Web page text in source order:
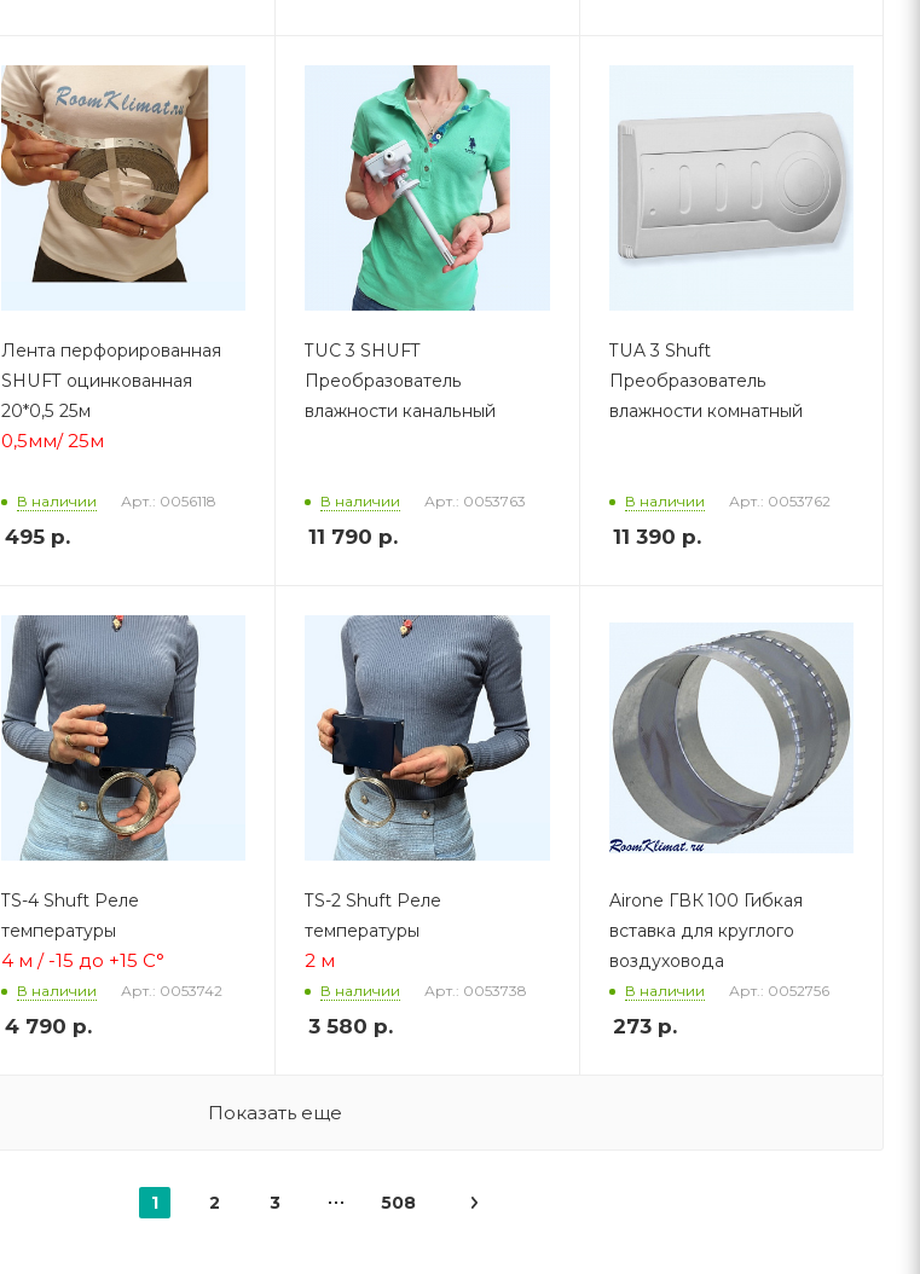
Лента перфорированная
SHUFT оцинкованная
20*0,5 25м
0,5мм/ 25м
В наличии Арт.: 0056118
495р.
TUC 3 SHUFT
Преобразователь
влажности канальный
В наличии Арт.: 0053763
11 790 р.
TUA 3 Shuft
Преобразователь
влажности комнатный
В наличии Арт.: 0053762
11 390 р.
TS-4 Shuft Реле
температуры
4 м / -15 до +15 С°
В наличии Арт.: 0053742
4 790 р.
TS-2 Shuft Реле
температуры
2 м
В наличии Арт.: 0053738
3 580 р.
Airone ГВК 100 Гибкая
вставка для круглого
воздуховода
В наличии Арт.: 0052756
273р.
Показать еще
1 2 3 508